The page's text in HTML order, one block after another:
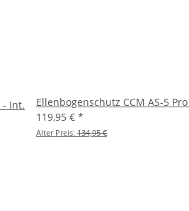
- Int.
Ellenbogenschutz CCM AS-5
119,95 € *
Alter Preis: 134,95 €